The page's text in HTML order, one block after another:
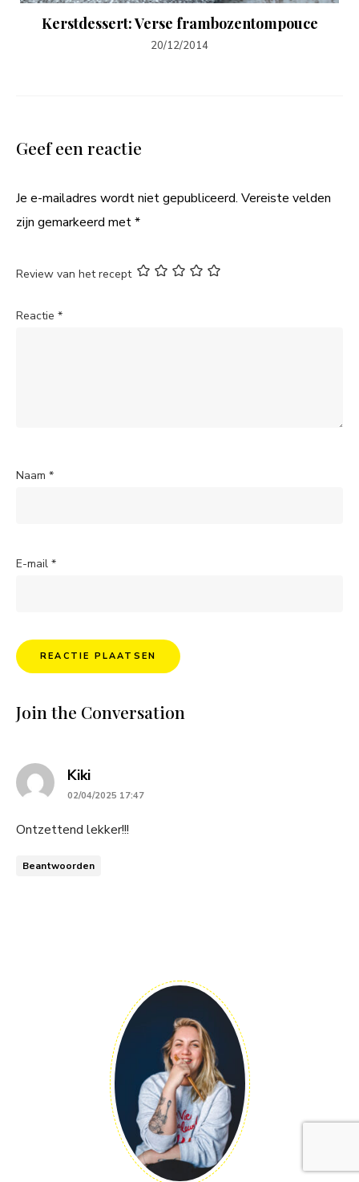
Kerstdessert: Verse frambozentompouce
20/12/2014
Geef een reactie
Je e-mailadres wordt niet gepubliceerd. Vereiste velden
zijn gemarkeerd met*
Review van het recept
Reactie *
Naam *
E-mail *
Join the Conversation
Kikisays:
02/04/2025 17:47
Ontzettend lekker!!!
Beantwoorden